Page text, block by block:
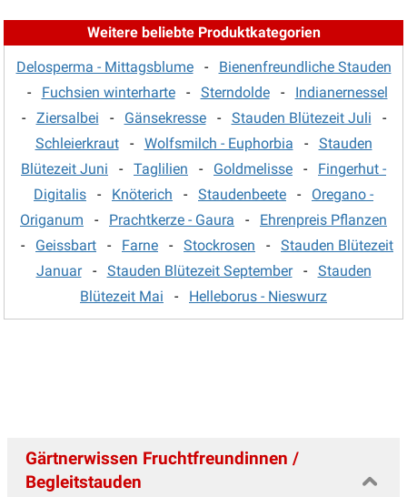
Weitere beliebte Produktkategorien
Delosperma - Mittagsblume- Bienenfreundliche Stauden
- Fuchsien winterharte- Sterndolde- Indianernessel
- Ziersalbei - Gänsekresse- Stauden Blütezeit Juli -
Schleierkraut- Wolfsmilch - Euphorbia - Stauden
Blütezeit Juni - Taglilien - Goldmelisse - Fingerhut -
Digitalis - Knöterich - Staudenbeete - Oregano -
Origanum - Prachtkerze - Gaura - Ehrenpreis Pflanzen
- Geissbart - Farne - Stockrosen - Stauden Blütezeit
Januar- Stauden Blütezeit September- Stauden
Blütezeit Mai - Helleborus - Nieswurz
Gärtnerwissen Fruchtfreundinnen /
Begleitstauden